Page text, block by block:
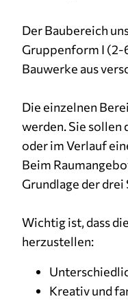
Der Baubereich
Gruppenform I (2-
Bauwerke aus
Die einzelnen
werden. Sie sollen
oder im Verlauf
Beim
Grundlage der
Wichtig ist, dass
herzustellen:
Kreativ und